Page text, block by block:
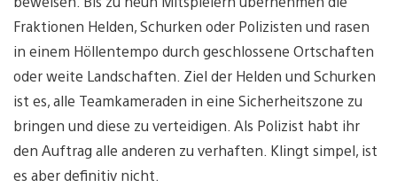
Fraktionen Helden, Schurken oder Polizisten und rasen
in einem Höllentempo durch geschlossene Ortschaften
oder weite Landschaften. Ziel der Helden und Schurken
ist es, alle Teamkameraden in eine Sicherheitszone zu
bringen und diese zu verteidigen. Als Polizist habt ihr
den Auftrag alle anderen zu verhaften. Klingt simpel, ist
es aber definitiv nicht.